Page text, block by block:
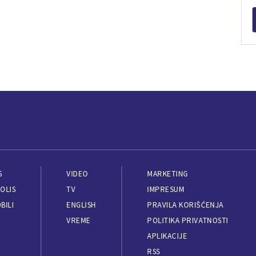
VIDEO
TV
ENGLISH
VREME
MARKETING
IMPRESUM
PRAVILA KORIŠĆENJA
POLITIKA PRIVATNOSTI
APLIKACIJE
RSS